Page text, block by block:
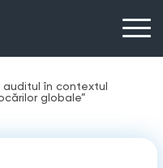
auditul în contextul
globale”